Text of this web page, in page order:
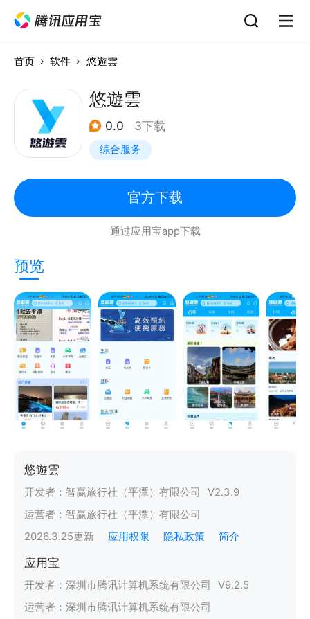
首页 软件 悠遊雲
悠遊雲
0.0 3下载
综合服务
官方下载
通过应用宝app下载
预览
悠遊雲
开发者： 智赢旅行社（平潭）有限公司 V2.3.9
运营者： 智赢旅行社（平潭）有限公司
2026.3.25更新 应用权限 隐私政策 简介
应用宝
开发者： 深圳市腾讯计算机系统有限公司 V9.2.5
运营者： 深圳市腾讯计算机系统有限公司